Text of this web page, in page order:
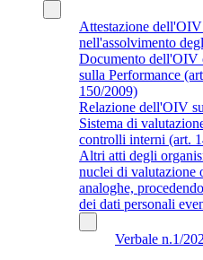
Attestazione
nell'assolvimento
Documento dell'OIV
sulla Performance
150/2009)
Relazione dell'OIV
Sistema di
controlli interni (art.
Altri atti degli
nuclei di valutazione
analoghe,
dei dati personali
Verbale n.1/